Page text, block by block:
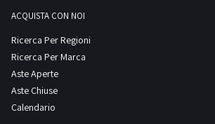
ACQUISTA CON NOI
Ricerca Per Regioni
Ricerca Per Marca
Aste Aperte
Aste Chiuse
Calendario